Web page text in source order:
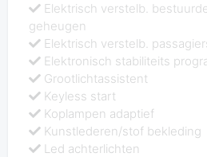
Elektrisch verstelb.
geheugen
Elektrisch verstelb.
Elektronisch stabiliteits
Grootlichtassistent
Keyless start
Koplampen adaptief
Kunstlederen/stof bekleding
Led achterlichten